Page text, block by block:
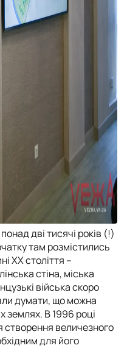
дві тисячі років (!)
там розмістились
ХХ століття –
стіна, міська
війська скоро
думати, що можна
землях. В 1996 році
створення величезного
для його